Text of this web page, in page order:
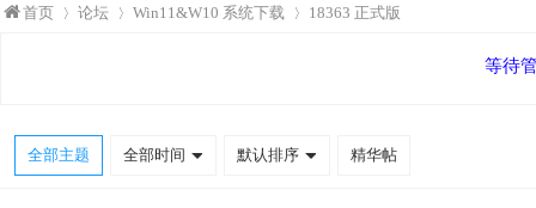
首页 论坛 Win11&W10 系统下载 18363 正式版
等待
全部主题 全部时间 默认排序 精华帖